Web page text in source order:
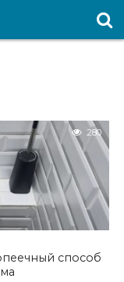
280
способ